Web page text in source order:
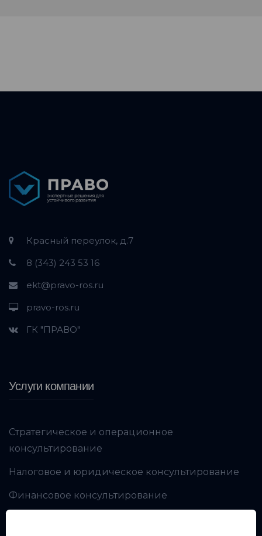
Красный переулок, д.7
8 (343) 243 53 16
ekt@pravo-ros.ru
pravo-ros.ru
ГК "ПРАВО"
Услуги компании
Стратегическое и операционное
консультирование
Налоговое и юридическое консультирование
Финансовое консультирование